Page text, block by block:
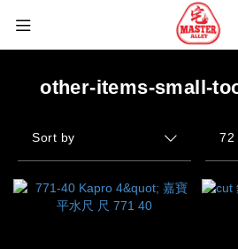
other-items-small-
Sort by 72